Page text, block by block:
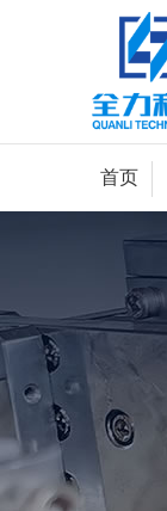
首页